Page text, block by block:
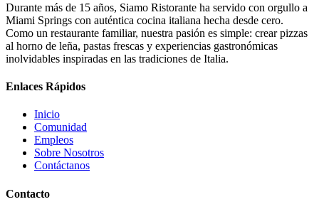
Durante más de 15 años, Siamo Ristorante ha servido con orgullo a
Miami Springs con auténtica cocina italiana hecha desde cero.
Como un restaurante familiar, nuestra pasión es simple: crear pizzas
al horno de leña, pastas frescas y experiencias gastronómicas
inolvidables inspiradas en las tradiciones de Italia.
Enlaces Rápidos
Inicio
Comunidad
Empleos
Sobre Nosotros
Contáctanos
Contacto